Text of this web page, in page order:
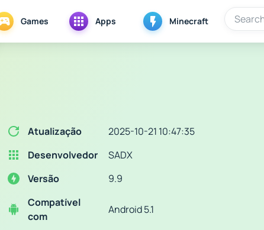
Games Apps Minecraft
Atualização
2025-10-21 10:47:35
Desenvolvedor
SADX
Versão
9.9
Compatível
com
Android 5.1